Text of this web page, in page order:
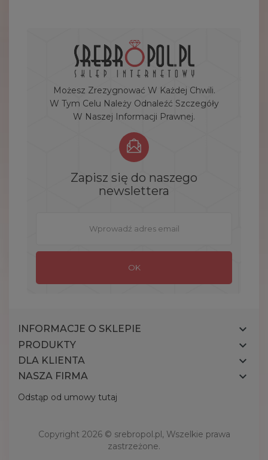
Możesz Zrezygnować W Każdej Chwili.
W Tym Celu Należy Odnaleźć Szczegóły
W Naszej Informacji Prawnej.
Zapisz się do naszego
newslettera
INFORMACJE O SKLEPIE 
PRODUKTY 
DLA KLIENTA 
NASZA FIRMA 
Odstąp od umowy tutaj
Copyright 2026 © srebropol.pl, Wszelkie prawa
zastrzeżone.